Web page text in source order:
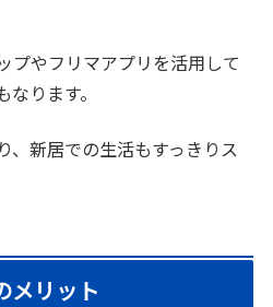
プやフリマアプリを活用して
ります。
、新居での生活もすっきりス
メリット